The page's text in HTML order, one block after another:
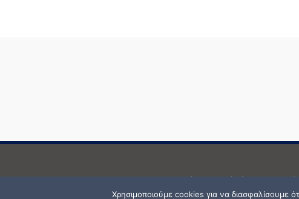
Δεν επιτρέπεται κανενός είδους
Χρησιμοποιούμε cookies για να διασφαλίσουμε